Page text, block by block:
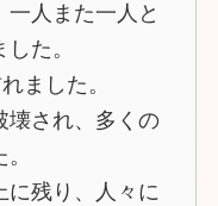
人また一人と
た。
ました。
壊され、多くの
に残り、人々に